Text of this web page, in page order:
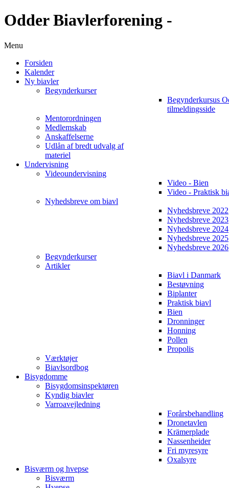
Odder Biavlerforening -
Menu
Forsiden
Kalender
Ny biavler
Begynderkurser
Begynderkursus
tilmeldingsside
Mentorordningen
Medlemskab
Anskaffelserne
Udlån af bredt udvalg af
materiel
Undervisning
Videoundervisning
Video - Bien
Video - Praktisk
Nyhedsbreve om biavl
Nyhedsbreve 2022
Nyhedsbreve 2023
Nyhedsbreve 2024
Nyhedsbreve 2025
Nyhedsbreve 2026
Begynderkurser
Artikler
Biavl i Danmark
Bestøvning
Biplanter
Praktisk biavl
Bien
Dronninger
Honning
Pollen
Propolis
Værktøjer
Biavlsordbog
Bisygdomme
Bisygdomsinspektøren
Kyndig biavler
Varroavejledning
Forårsbehandling
Dronetavlen
Krämerplade
Nassenheider
Fri myresyre
Oxalsyre
Bisværm og hvepse
Bisværm